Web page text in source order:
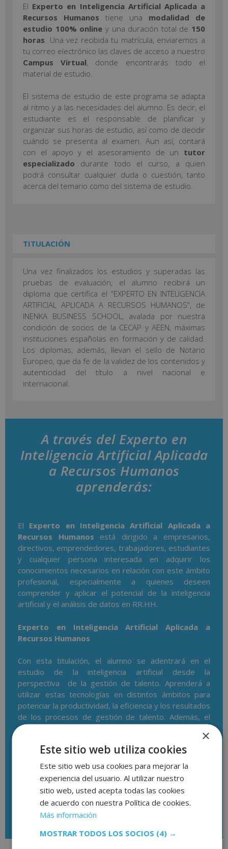
El Experto en Inteligencia Artificial Aplicada a
Recursos Humanos tiene una modalidad de
estudio 100% online y una duración total de 150
horas . Una vez recibida tu matrícula, enviaremos a
tu correo electrónico las claves de acceso a nuestro
Campus Virtual, donde encontrarás todo el
material de estudio.
El sistema de estudio de este programa se adapta
al ritmo y a las necesidades del alumno. Es decir, el
estudiante es el responsable de planificar y
organizar sus horas de estudio, así como de decidir
cuándo se presenta al examen. Aun así, contará
con el apoyo y el asesoramiento de un tutor
especializado durante todo el curso, a quien
podrá consultar cualquier duda o cuestión, tanto
acerca del temario como del sistema de estudio.
TITULACIÓN
Una vez finalizados los estudios y superadas las
pruebas de evaluación, el alumno recibirá un
diploma que certifica el “EXPERTO EN INTELIGENCIA
ARTIFICIAL APLICADA A RECURSOS HUMANOS”, de
INENKA BUSINESS SCHOOL, avalada por nuestra
condición de socios de la CECAP y AEEN, máximas
instituciones españolas en formación y de calidad.
Los diplomas, además, llevan el sello de Notario
Europeo, que da fe de la validez de los contenidos y
autenticidad del título a nivel nacional e
internacional.
A través del Experto en
Inteligencia Artificial Aplicada
a Recursos Humanos
aprenderás:
El Experto en Inteligencia Artificial Aplicada a
Recursos Humanos está dirigido a empresarios,
directivos, emprendedores, trabajadores, estudiantes
y cualquier persona interesada en adquirir los
conocimientos necesarios en relación con este ámbito
profesional, especialmente a quienes deseen
comprender y aplicar el potencial de la inteligencia
artificial y el análisis de datos en RR.HH.
Experto en Inteligencia Artificial Aplicada a
Recursos Humanos
Con esta titulación, el alumno se adentrará en el
estudio de la inteligencia artificial desde la
perspectiva de la gestión de talento. Aprenderá a
utilizar estas tecnologías en distintos ámbitos para
potenciar la productividad, la eficiencia y los resultados
de los procesos de gestión de talento. Además, el
temario incluye módulos específicamente diseñados
para comprender los fundamentos del os recursos
humanos, los tipos de inteligencia artificial y el Big
Data aplicado en el proceso de selección.
×
Este sitio web utiliza cookies
Este sitio web usa cookies para mejorar la
experiencia del usuario. Al utilizar nuestro
sitio web, usted acepta todas las cookies
de acuerdo con nuestra Política de cookies.
Más información
MOSTRAR TODOS LOS SOCIOS (4) →